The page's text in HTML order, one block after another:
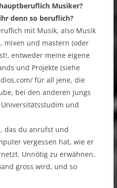
Musiker?
denn so beruflich?
mit Musik, also Musik
mixen und mastern (oder
entweder meine eigene
und Projekte (siehe
für all jene, die
bei den anderen Jungs
und
das du anrufst und
vergessen hat, wie er
Unnötig zu erwähnen,
gross wird, und so